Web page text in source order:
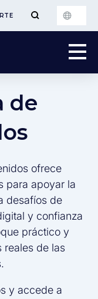
de
ofrece
para apoyar la
desafíos de
y confianza
práctico y
reales de las
y accede a